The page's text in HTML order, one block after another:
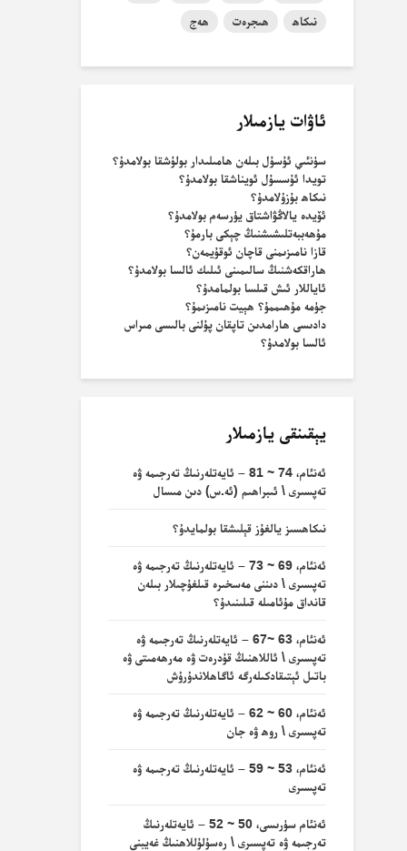
نىكاھ
ھىجرەت ھەج
ئاۋات يازمىلار
سۈنئىي ئۇسۇل بىلەن ھامىلىدار بولۇشقا بولامدۇ؟
تويدا ئۇسسۇل ئويناشقا بولامدۇ؟
نىكاھ بۇزۇلامدۇ؟
ئۆيدە يالاڭۋاشتاق يۈرسەم بولامدۇ؟
مۇھەببەتلىشىشنىڭ چېكى بارمۇ؟
قازا نامىزىمنى قاچان ئوقۇيمەن؟
ھاراقكەشنىڭ سالىمىنى ئىلىك ئالسا بولامدۇ؟
ئاياللار ئىش قىلسا بولمامدۇ؟
جۈمە مۇھىممۇ؟ ھېيت نامىزىمۇ؟
دادىسى ھارامدىن تاپقان پۇلنى بالىسى مىراس
ئالسا بولامدۇ؟
يېقىنقى يازمىلار
ئەنئام، 74 ~ 81 – ئايەتلەرنىڭ تەرجىمە ۋە
تەپسىرى \ ئىبراھىم (ئە.س) دىن مىسال
نىكاھسىز يالغۇز قېلىشقا بولمايدۇ؟
ئەنئام، 69 ~ 73 – ئايەتلەرنىڭ تەرجىمە ۋە
تەپسىرى \ دىننى مەسخىرە قىلغۇچىلار بىلەن
قانداق مۇئامىلە قىلىنىدۇ؟
ئەنئام، 63 ~67 – ئايەتلەرنىڭ تەرجىمە ۋە
تەپسىرى \ ئاللاھنىڭ قۇدرەت ۋە مەرھەمىتى ۋە
باتىل ئېتىقادكىلەرگە ئاگاھلاندۇرۇش
ئەنئام، 60 ~ 62 – ئايەتلەرنىڭ تەرجىمە ۋە
تەپسىرى \ روھ ۋە جان
ئەنئام، 53 ~ 59 – ئايەتلەرنىڭ تەرجىمە ۋە
تەپسىرى
ئەنئام سۈرىسى، 50 ~ 52 – ئايەتلەرنىڭ
تەرجىمە ۋە تەپسىرى \ رەسۇلۇللاھنىڭ غەيبنى